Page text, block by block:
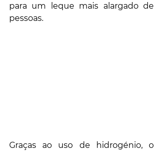
para um leque mais alargado de
pessoas.
Graças ao uso de hidrogénio, o